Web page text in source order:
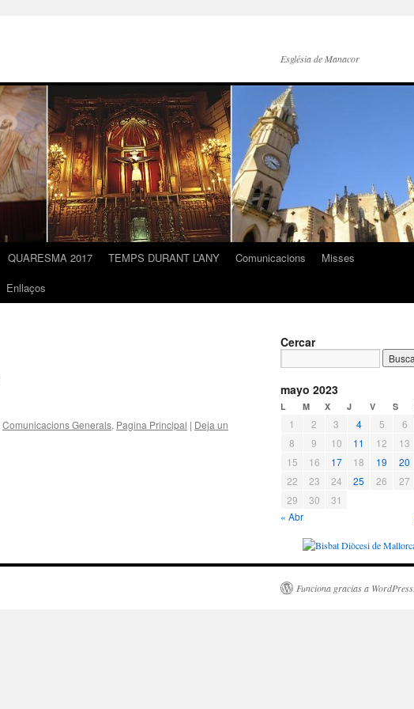
Església de Manacor
QUARESMA 2017 TEMPS DURANT L’ANY Comunicacions
Misses
Enllaços
Comunicacions Generals, Pagina Principal | Deja un
Cercar
mayo 2023
L M X J V S
1 2 3 4 5 6
8
9 10 11 12 13
15
16 17 18 19 20
22
23 24 25 26 27
29
30
31
« Abr
Funciona gracias a WordPress.